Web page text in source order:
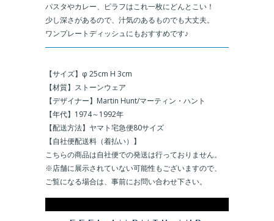
パスタやカレー、ピラフはこれ一枚にどんとこい！
少し深さがあるので、汁気のあるものでも大丈夫。
ワンプレートディッシュにもおすすめです♪
【サイズ】φ 25cm H 3cm
【材質】ストーンウェア
【デザイナー】Martin Hunt/マーティン・ハント
【年代】1974～1992年
【配送方法】ヤマト宅急便80サイズ
【自社便配送料（着払い）】
こちらの商品は自社便での発送は行っておりません。
※店舗に展示されていない可能性もございますので、
ご覧になる場合は、事前にお問い合わせ下さい。